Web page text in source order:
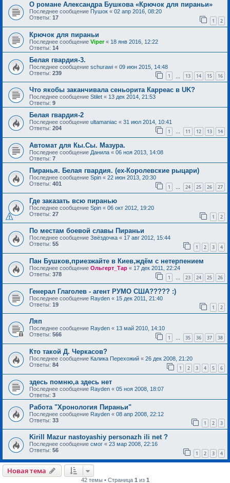
О романе Александра Бушкова «Крючок для пираньи»
Последнее сообщение Пушок « 02 апр 2016, 08:20
Ответы: 17 1 2
Крючок для пираньи
Последнее сообщение Viper« 18 янв 2016, 12:22
Ответы: 14
Белая гвардия-3.
Последнее сообщение schurawi « 09 июн 2015, 14:48
Ответы: 239 1 13 14 15 16
Что якобы заканчивала сеньорита Карреас в UK?
Последнее сообщение Stilet « 13 дек 2014, 21:53
Ответы: 9
Белая гвардия-2
Последнее сообщение ultamaniac « 31 июл 2014, 10:41
Ответы: 204 1 … 11 12 13 14
Автомат для Кы.Сы. Мазура.
Последнее сообщение Данила « 06 ноя 2013, 14:08
Ответы: 7
Пиранья. Белая гвардия. (ex-Королевские рыцари)
Последнее сообщение Spin « 22 июн 2013, 20:30
Ответы: 401 1 … 24 25 26 27
Где заказать всю пиранью
Последнее сообщение Spin « 06 окт 2012, 19:20
Ответы: 27 1 2
По местам боевой славы Пираньи
Последнее сообщение Звёздочка « 17 авг 2012, 15:44
Ответы: 55 1 2 3 4
Пан Бушков,приезжайте в Киев,ждём с нетерпением
Последнее сообщение Ольгерт_Тар « 17 дек 2011, 22:24
Ответы: 378 1 … 23 24 25 26
Генерал Глаголев - агент РУМО США????? :)
Последнее сообщение Rayden « 15 дек 2011, 21:40
Ответы: 19 1 2
Ляп
Последнее сообщение Rayden « 13 май 2010, 14:10
Ответы: 566 1 … 35 36 37 38
Кто такой Д. Черкасов?
Последнее сообщение Калика Перехожий « 26 дек 2008, 21:20
Ответы: 84 1 2 3 4 5 6
здесь помню,а здесь нет
Последнее сообщение Rayden « 05 ноя 2008, 18:07
Ответы: 3
Работа "Хронология Пираньи"
Последнее сообщение Rayden « 08 апр 2008, 22:12
Ответы: 33 1 2 3
Kirill Mazur nastoyashiy personazh ili net ?
Последнее сообщение смог « 23 мар 2008, 22:16
Ответы: 56 1 2 3 4
Новая тема
42 темы • Страница 1 из 1